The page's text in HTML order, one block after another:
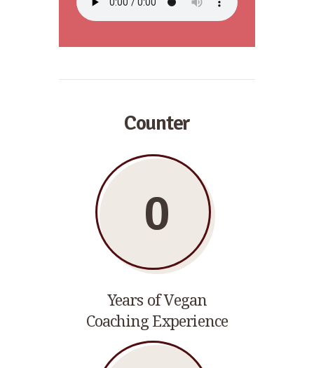
Counter
0
Years of Vegan
Coaching Experience